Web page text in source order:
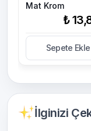
Mat Krom
₺
Sepete Ekle
İlginizi